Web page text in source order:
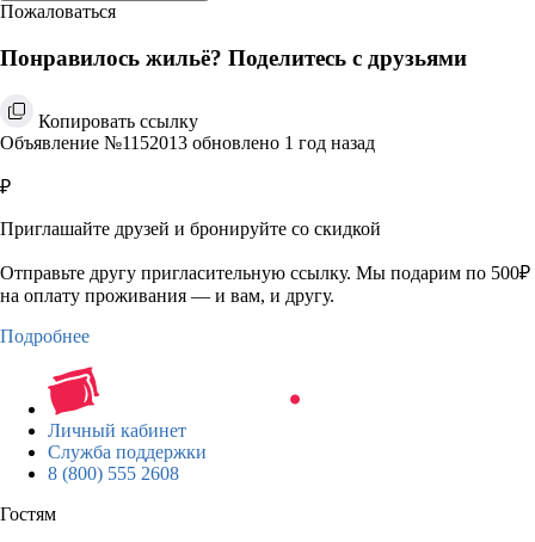
Пожаловаться
Понравилось жильё? Поделитесь с друзьями
Копировать ссылку
Объявление №1152013 обновлено 1 год назад
₽
Приглашайте друзей и бронируйте со скидкой
Отправьте другу пригласительную ссылку. Мы подарим по 500₽
на оплату проживания — и вам, и другу.
Подробнее
Личный кабинет
Служба поддержки
8 (800) 555 2608
Гостям